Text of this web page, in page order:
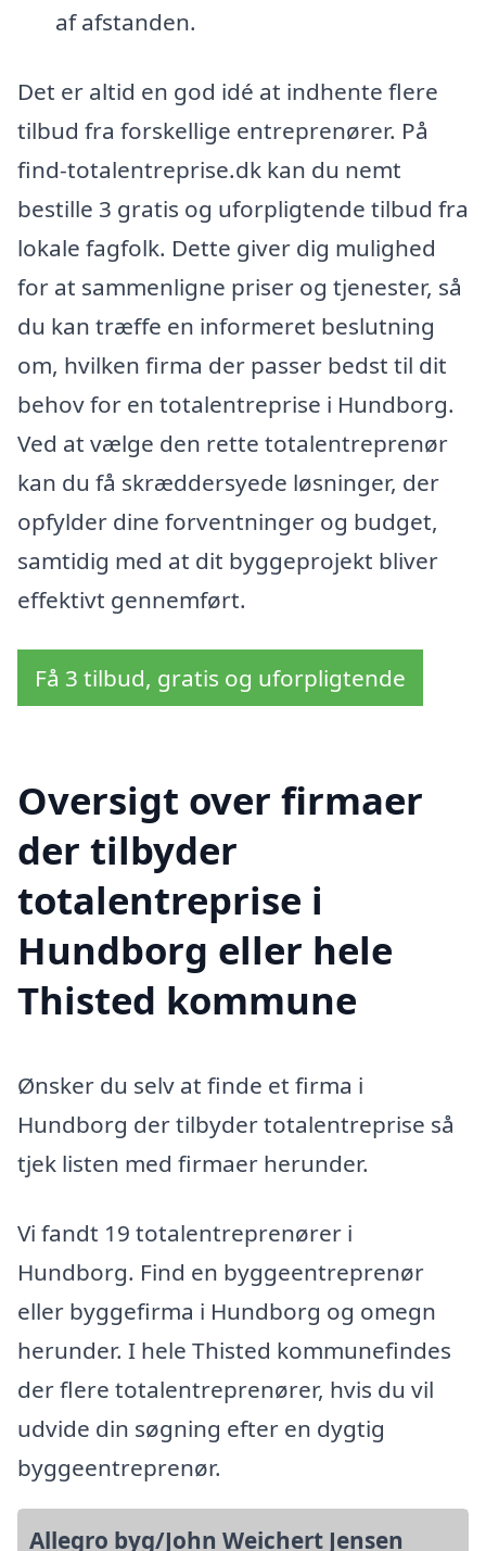
af afstanden.
Det er altid en god idé at indhente flere
tilbud fra forskellige entreprenører. På
find-totalentreprise.dk kan du nemt
bestille 3 gratis og uforpligtende tilbud fra
lokale fagfolk. Dette giver dig mulighed
for at sammenligne priser og tjenester, så
du kan træffe en informeret beslutning
om, hvilken firma der passer bedst til dit
behov for en totalentreprise i Hundborg.
Ved at vælge den rette totalentreprenør
kan du få skræddersyede løsninger, der
opfylder dine forventninger og budget,
samtidig med at dit byggeprojekt bliver
effektivt gennemført.
Få 3 tilbud, gratis og uforpligtende
Oversigt over firmaer
der tilbyder
totalentreprise i
Hundborg eller hele
Thisted kommune
Ønsker du selv at finde et firma i
Hundborg der tilbyder totalentreprise så
tjek listen med firmaer herunder.
Vi fandt 19 totalentreprenører i
Hundborg. Find en byggeentreprenør
eller byggefirma i Hundborg og omegn
herunder. I hele Thisted kommunefindes
der flere totalentreprenører, hvis du vil
udvide din søgning efter en dygtig
byggeentreprenør.
Allegro byg/John Weichert Jensen